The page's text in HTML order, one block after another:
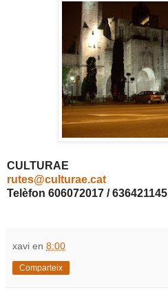
CULTURAE
rutes@culturae.cat
Telèfon 606072017 / 636421145
xavi en 8:00
Comparteix